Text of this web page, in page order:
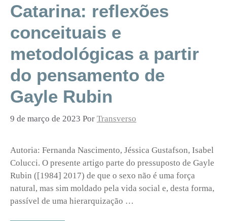
Catarina: reflexões
conceituais e
metodológicas a partir
do pensamento de
Gayle Rubin
9 de março de 2023 Por Transverso
Autoria: Fernanda Nascimento, Jéssica Gustafson, Isabel
Colucci. O presente artigo parte do pressuposto de Gayle
Rubin ([1984] 2017) de que o sexo não é uma força
natural, mas sim moldado pela vida social e, desta forma,
passível de uma hierarquização …